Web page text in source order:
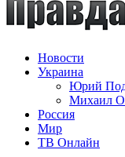
Новости
Украина
Юрий
Михаил
Россия
Мир
ТВ Онлайн